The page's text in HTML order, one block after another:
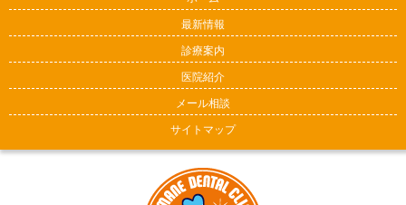
最新情報
診療案内
医院紹介
メール相談
サイトマップ